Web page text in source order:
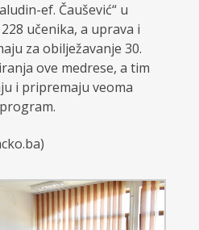
ef. Čaušević“ u
učenika, a uprava i
za obilježavanje 30.
ove medrese, a tim
i pripremaju veoma